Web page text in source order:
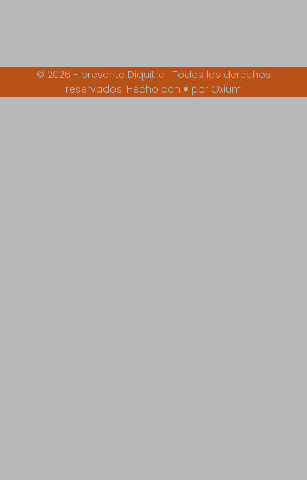
© 2026 - presente Diquitra | Todos los derechos
reservados. Hecho con ♥ por Oxium